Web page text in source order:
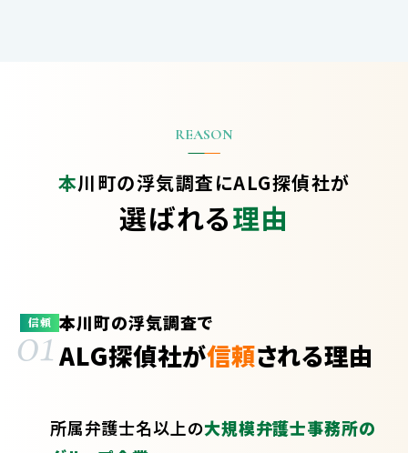
本川町の浮気調査にALG探偵社が
選ばれる理由
信頼
01本川町の浮気調査で
ALG探偵社が信頼される理由
所属弁護士名以上の大規模弁護士事務所の